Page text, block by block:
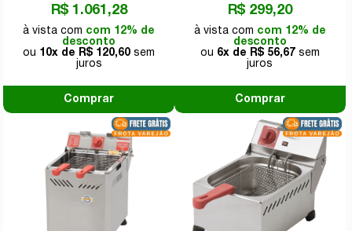
R$ 1.061,28
com 12% de
desconto
10x de
R$ 120,60
Comprar
R$ 299,20
com 12% de
desconto
6x de
R$ 56,67
Comprar